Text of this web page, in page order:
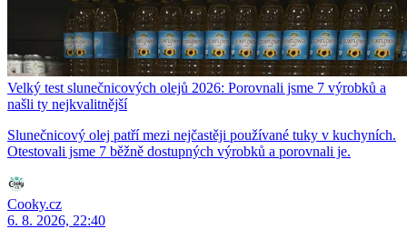
Velký test slunečnicových olejů 2026: Porovnali jsme 7 výrobků a
našli ty nejkvalitnější
Slunečnicový olej patří mezi nejčastěji používané tuky v kuchyních.
Otestovali jsme 7 běžně dostupných výrobků a porovnali je.
Cooky.cz
6. 8. 2026, 22:40